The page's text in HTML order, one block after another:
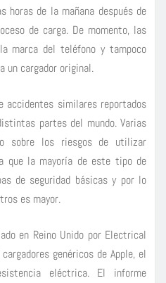
horas de la mañana después de
de carga. De momento, las
marca del teléfono y tampoco
un cargador original.
accidentes similares reportados
partes del mundo. Varias
sobre los riesgos de utilizar
que la mayoría de este tipo de
de seguridad básicas y por lo
es mayor.
en Reino Unido por Electrical
genéricos de Apple, el
eléctrica. El informe